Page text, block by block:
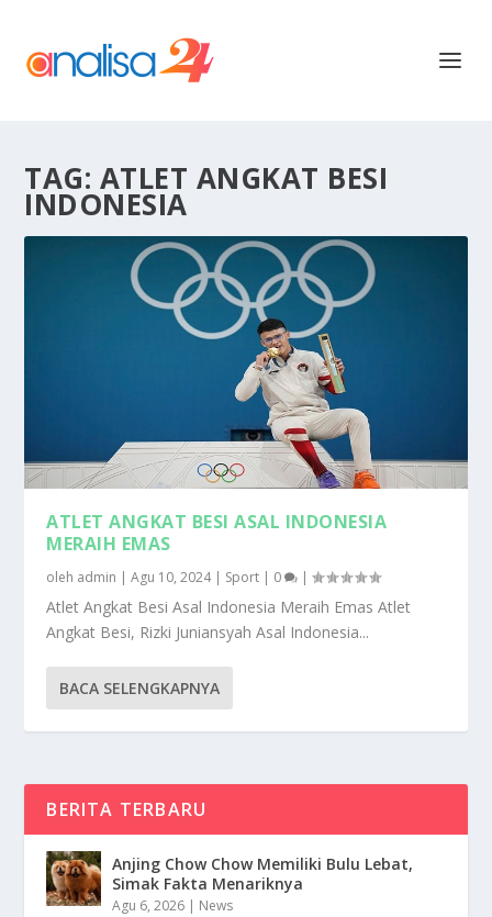
TAG: ATLET ANGKAT BESI
INDONESIA
ATLET ANGKAT BESI ASAL INDONESIA
MERAIH EMAS
oleh admin |Agu 10, 2024| Sport | 0 |
Atlet Angkat Besi Asal Indonesia Meraih Emas Atlet
Angkat Besi, Rizki Juniansyah Asal Indonesia...
BACA SELENGKAPNYA
BERITA TERBARU
Anjing Chow Chow Memiliki Bulu Lebat,
Simak Fakta Menariknya
Agu 6, 2026 | News